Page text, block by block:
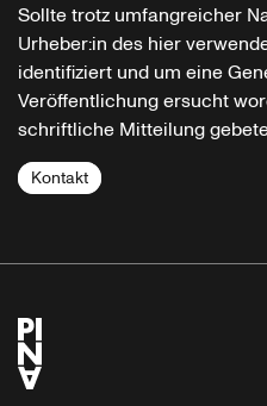
Sollte trotz umfangreicher
Urheber:in des hier
identifiziert und um eine
Veröffentlichung ersucht
schriftliche Mitteilung
Kontakt